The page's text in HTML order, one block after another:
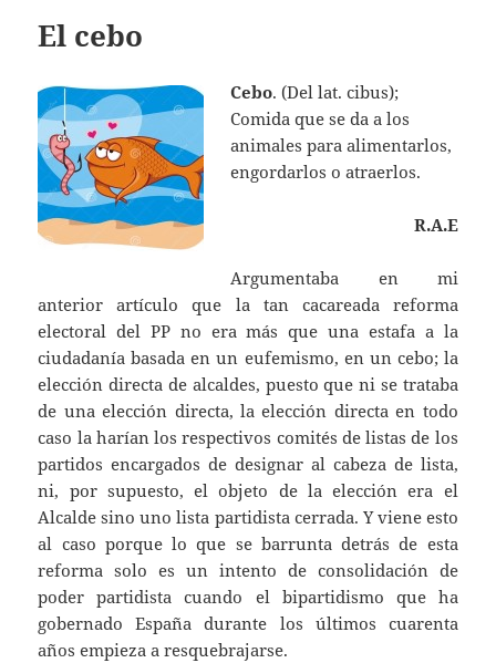
El cebo
Cebo. (Del lat. cibus);
Comida que se da a los
animales para alimentarlos,
engordarlos o atraerlos.
R.A.E
Argumentaba en mi
anterior artículo que la tan cacareada reforma
electoral del PP no era más que una estafa a la
ciudadanía basada en un eufemismo, en un cebo; la
elección directa de alcaldes, puesto que ni se trataba
de una elección directa, la elección directa en todo
caso la harían los respectivos comités de listas de los
partidos encargados de designar al cabeza de lista,
ni, por supuesto, el objeto de la elección era el
Alcalde sino uno lista partidista cerrada. Y viene esto
al caso porque lo que se barrunta detrás de esta
reforma solo es un intento de consolidación de
poder partidista cuando el bipartidismo que ha
gobernado España durante los últimos cuarenta
años empieza a resquebrajarse.